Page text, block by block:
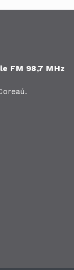
FM 98,7 MHz